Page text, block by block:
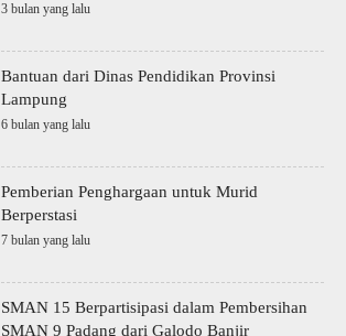
3 bulan yang lalu
Bantuan dari Dinas Pendidikan Provinsi
Lampung
6 bulan yang lalu
Pemberian Penghargaan untuk Murid
Berperstasi
7 bulan yang lalu
SMAN 15 Berpartisipasi dalam Pembersihan
SMAN 9 Padang dari Galodo Banjir